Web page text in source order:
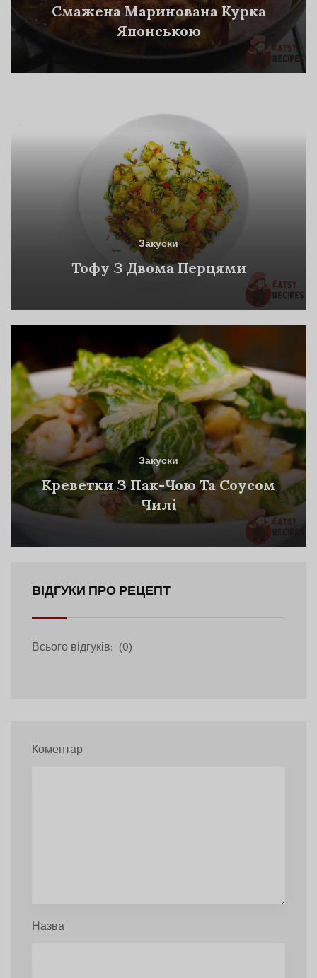
Смажена Маринована Курка
Японською
Закуски
Тофу З Двома Перцями
Закуски
Креветки З Пак-Чою Та Соусом
Чилі
ВІДГУКИ ПРО РЕЦЕПТ
Всього відгуків: (0)
Коментар
Назва